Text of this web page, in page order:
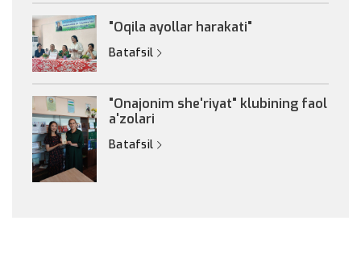
"Oqila ayollar harakati"
Batafsil
"Onajonim she'riyat" klubining faol
a'zolari
Batafsil